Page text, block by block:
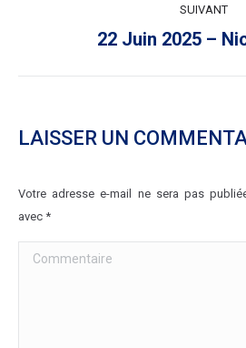
:
SUIVANT
Article
22 Juin 2025 –
LAISSER UN
Votre adresse e-mail ne sera pas
avec *
Commentaire